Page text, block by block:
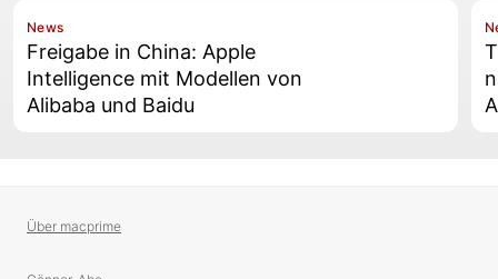
News
Freigabe in China: Apple
Intelligence mit Modellen von
Alibaba und Baidu
Über macprime